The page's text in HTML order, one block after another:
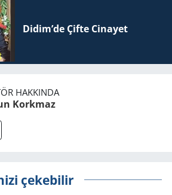
Didim’de Çifte Ci­na­yet
HAKKINDA
Korkmaz
çekebilir